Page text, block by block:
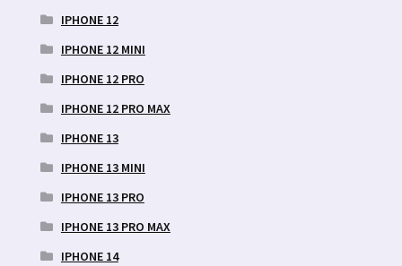
IPHONE 12
IPHONE 12 MINI
IPHONE 12 PRO
IPHONE 12 PRO MAX
IPHONE 13
IPHONE 13 MINI
IPHONE 13 PRO
IPHONE 13 PRO MAX
IPHONE 14